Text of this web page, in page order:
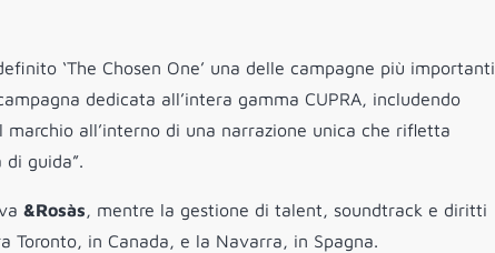
‘The Chosen One’ una delle campagne più importanti
dedicata all’intera gamma CUPRA, includendo
all’interno di una narrazione unica che rifletta
guida”.
&Rosàs, mentre la gestione di talent, soundtrack e diritti
Toronto, in Canada, e la Navarra, in Spagna.